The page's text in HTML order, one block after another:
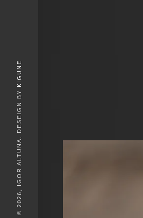
© 2026, IGOR ALTUNA. DESEIGN BY
KIGUNE